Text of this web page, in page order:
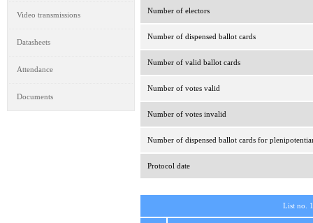
Video transmissions
Datasheets
Attendance
Documents
Number of electors
Number of dispensed ballot cards
Number of valid ballot cards
Number of votes valid
Number of votes invalid
Number of dispensed ballot cards for
Protocol date
List no.